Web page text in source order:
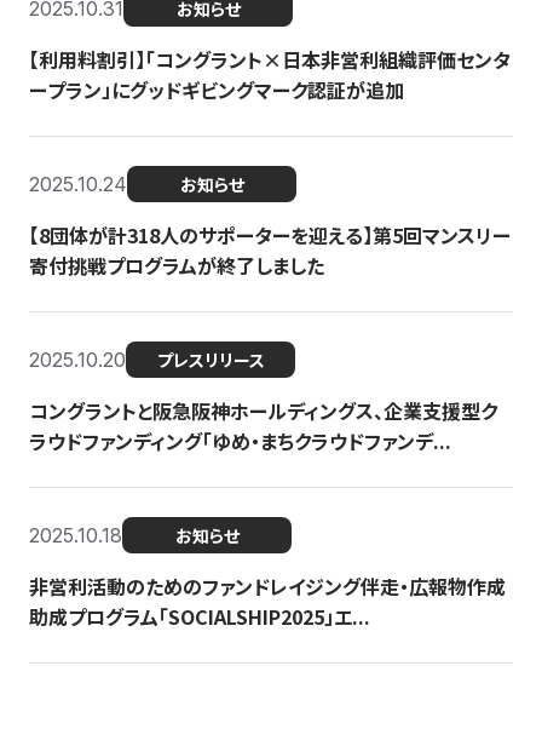
2025.10.31 お知らせ
【利用料割引】「コングラント×日本非営利組織評価センタ
ープラン」にグッドギビングマーク認証が追加
2025.10.24 お知らせ
【8団体が計318人のサポーターを迎える】​​第5回マンスリー
寄付挑戦プログラムが終了しました
2025.10.20 プレスリリース
コングラントと阪急阪神ホールディングス、企業支援型ク
ラウドファンディング「ゆめ・まちクラウドファンデ...
2025.10.18 お知らせ
非営利活動のためのファンドレイジング伴走・広報物作成
助成プログラム「SOCIALSHIP2025」エ...